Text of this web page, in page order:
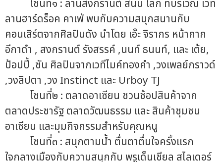
โซนที่๑ : ลานสงกรานต์ สนั่น โลก ที่บริเวณ เวที
ลานฮาร์ดร็อค คาเฟ่ พบกับความสนุกสนานกับ
คอนเสิร์ตจากศิลปินดัง นำโดย เอ๊ะ จิรากร หน้ากาก
อีกาดำ , สงกรานต์ รังสรรค์ ,นนท์ ธนนท์, และ เต้ย,
ป้อปปี้ ,ซัน ศิลปินจากเวทีไมค์ทองคำ ,วงเพลย์กราวด์
,วงลิปตา ,วง Instinct และ Urboy TJ
โซนที่๒ : ตลาดอาเซียน ชวนช้อปสินค้าจาก
ตลาดประชารัฐ ตลาดวัฒนธรรม และ สินค้าชุมชน
อาเซียน และมุมกิจกรรมสำหรับคุณหนู
โซนที่๓ : สนุกตามน้ำ ตื่นตาตื่นใจครั้งแรก
ใจกลางเมืองกับความสนุกกับ พรูเด็นเชียล สไลเดอร์